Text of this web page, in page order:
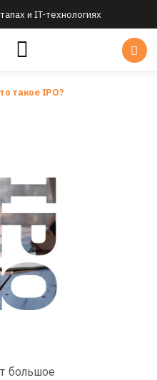
и IT-технологиях
такое IPO?
большое